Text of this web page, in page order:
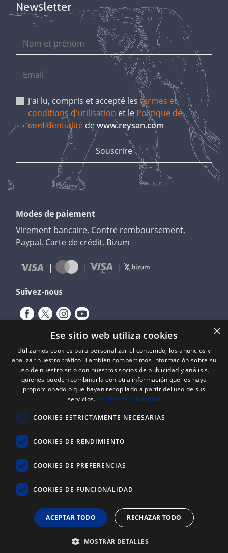
Newsletter
J'ai lu, compris et accepté lestermes et
conditions d'utilisation et le Politique de
confidentialité dewww.reysan.com
Modes de paiement
Virement bancaire, Contre remboursement,
Paypal, Carte de crédit, Bizum
Suivez-nous
Expediente nº: 06/18/SO/0026
Proyecto financiado por el Fondo Europeo de Desarrollo Regional
(FEDER) de la Unión Europea y la Junta de Castilla y León, a través del
Instituto para la Competitividad Empresarial de Castilla y León
(ICECYL), con el objetivo de desarrollar la economía digital.
ATLANTIC
603 721 702
info@reysan.com
×
Ese sitio web utiliza cookies
Utilizamos cookies para personalizar el contenido, los anuncios y
analizar nuestro tráfico. También compartimos información sobre su
uso de nuestro sitio con nuestros socios de publicidad y análisis,
quienes pueden combinarla con otra información que les haya
proporcionado o que hayan recopilado a partir del uso de sus
servicios. Política de privacidad
COOKIES ESTRICTAMENTE NECESARIAS
COOKIES DE RENDIMIENTO
COOKIES DE PREFERENCIAS
COOKIES DE FUNCIONALIDAD
ACEPTAR TODO RECHAZAR TODO
MOSTRAR DETALLES